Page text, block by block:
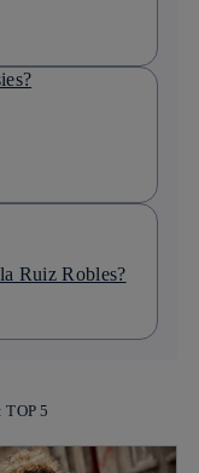
Ruiz Robles?
5